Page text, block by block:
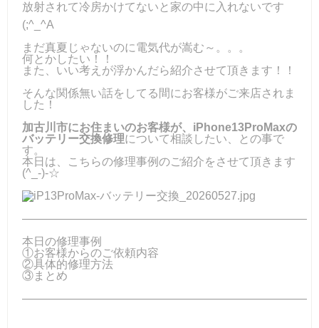
放射されて冷房かけてないと家の中に入れないです
(;^_^A
まだ真夏じゃないのに電気代が嵩む～。。。
何とかしたい！！
また、いい考えが浮かんだら紹介させて頂きます！！
そんな関係無い話をしてる間にお客様がご来店されま
した！
加古川市にお住まいのお客様が、iPhone13ProMaxの
バッテリー交換修理について相談したい、との事で
す。
本日は、こちらの修理事例のご紹介をさせて頂きます
(^_-)-☆
―――――――――――――――――――――――――
本日の修理事例
①お客様からのご依頼内容
②具体的修理方法
③まとめ
―――――――――――――――――――――――――